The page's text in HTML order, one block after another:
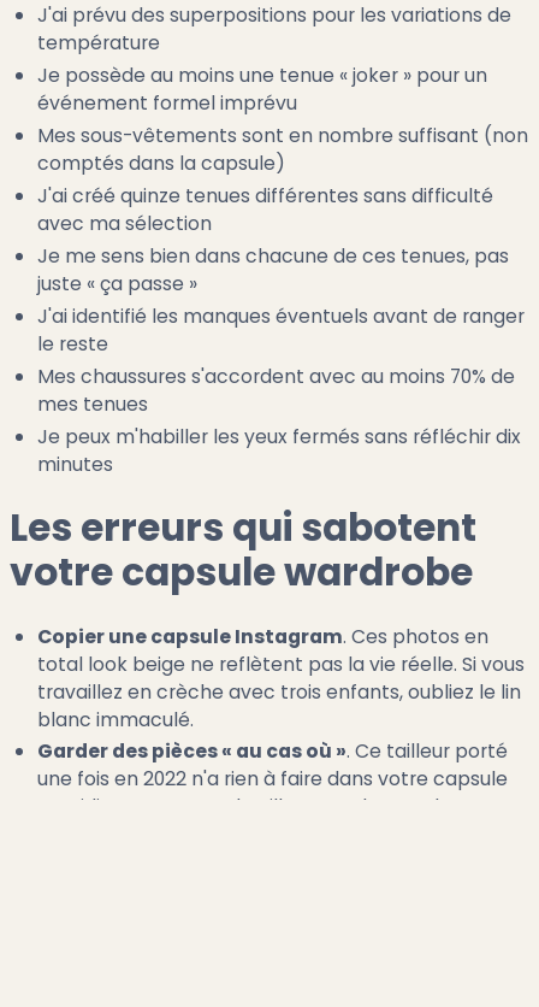
J'ai prévu des superpositions pour les variations de
température
Je possède au moins une tenue « joker » pour un
événement formel imprévu
Mes sous-vêtements sont en nombre suffisant (non
comptés dans la capsule)
J'ai créé quinze tenues différentes sans difficulté
avec ma sélection
Je me sens bien dans chacune de ces tenues, pas
juste « ça passe »
J'ai identifié les manques éventuels avant de ranger
le reste
Mes chaussures s'accordent avec au moins 70% de
mes tenues
Je peux m'habiller les yeux fermés sans réfléchir dix
minutes
Les erreurs qui sabotent
votre capsule wardrobe
Copier une capsule Instagram. Ces photos en
total look beige ne reflètent pas la vie réelle. Si vous
travaillez en crèche avec trois enfants, oubliez le lin
blanc immaculé.
Garder des pièces « au cas où ». Ce tailleur porté
une fois en 2022 n'a rien à faire dans votre capsule
quotidienne. Rangez-le ailleurs ou donnez-le.